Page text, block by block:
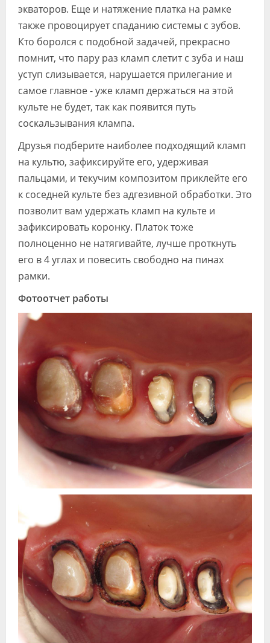
экваторов. Еще и натяжение платка на рамке
также провоцирует спаданию системы с зубов.
Кто боролся с подобной задачей, прекрасно
помнит, что пару раз кламп слетит с зуба и наш
уступ слизывается, нарушается прилегание и
самое главное - уже кламп держаться на этой
культе не будет, так как появится путь
соскальзывания клампа.
Друзья подберите наиболее подходящий кламп
на культю, зафиксируйте его, удерживая
пальцами, и текучим композитом приклейте его
к соседней культе без адгезивной обработки. Это
позволит вам удержать кламп на культе и
зафиксировать коронку. Платок тоже
полноценно не натягивайте, лучше проткнуть
его в 4 углах и повесить свободно на пинах
рамки.
Фотоотчет работы